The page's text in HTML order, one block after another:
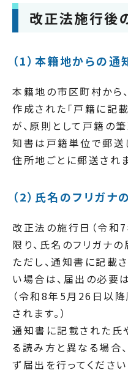
改正法施行後
（1）本籍地からの通
本籍地の市区町村から
作成された「戸籍に記
が、原則として戸籍の
知書は戸籍単位で郵送
住所地ごとに郵送されま
（2）氏名のフリガナ
改正法の施行日（令和
限り、氏名のフリガナ
ただし、通知書に記載
い場合は、届出の必要
（令和8年5月26日以
されます。）
通知書に記載された氏
る読み方と異なる場合
ず届出を行ってください